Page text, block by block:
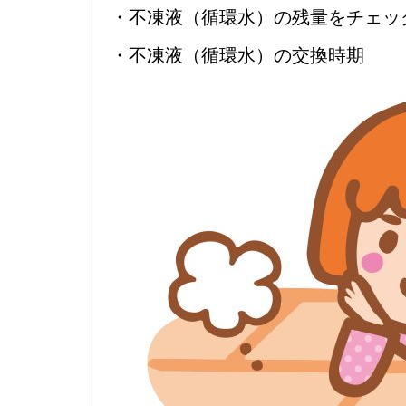
・不凍液（循環水）の残量をチェッ
・不凍液（循環水）の交換時期